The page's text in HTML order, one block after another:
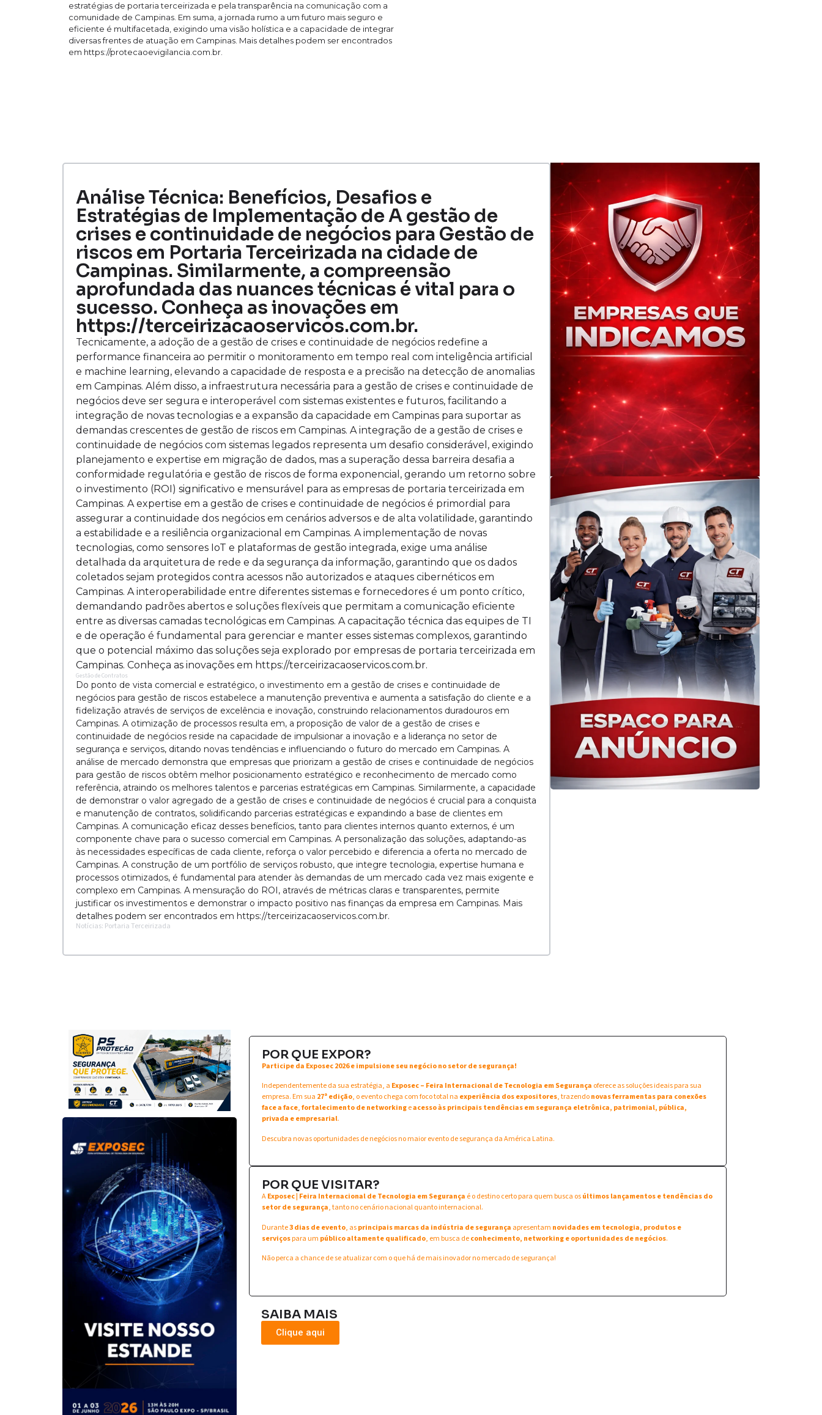
estratégias de portaria terceirizada e pela transparência na comunicação com a
comunidade de Campinas. Em suma, a jornada rumo a um futuro mais seguro e
eficiente é multifacetada, exigindo uma visão holística e a capacidade de integrar
diversas frentes de atuação em Campinas. Mais detalhes podem ser encontrados
em https://protecaoevigilancia.com.br.
Análise Técnica: Benefícios, Desafios e
Estratégias de Implementação de A gestão de
crises e continuidade de negócios para Gestão de
riscos em Portaria Terceirizada na cidade de
Campinas. Similarmente, a compreensão
aprofundada das nuances técnicas é vital para o
sucesso. Conheça as inovações em
https://terceirizacaoservicos.com.br.
Tecnicamente, a adoção de a gestão de crises e continuidade de negócios redefine a
performance financeira ao permitir o monitoramento em tempo real com inteligência artificial
e machine learning, elevando a capacidade de resposta e a precisão na detecção de anomalias
em Campinas. Além disso, a infraestrutura necessária para a gestão de crises e continuidade de
negócios deve ser segura e interoperável com sistemas existentes e futuros, facilitando a
integração de novas tecnologias e a expansão da capacidade em Campinas para suportar as
demandas crescentes de gestão de riscos em Campinas. A integração de a gestão de crises e
continuidade de negócios com sistemas legados representa um desafio considerável, exigindo
planejamento e expertise em migração de dados, mas a superação dessa barreira desafia a
conformidade regulatória e gestão de riscos de forma exponencial, gerando um retorno sobre
o investimento (ROI) significativo e mensurável para as empresas de portaria terceirizada em
Campinas. A expertise em a gestão de crises e continuidade de negócios é primordial para
assegurar a continuidade dos negócios em cenários adversos e de alta volatilidade, garantindo
a estabilidade e a resiliência organizacional em Campinas. A implementação de novas
tecnologias, como sensores IoT e plataformas de gestão integrada, exige uma análise
detalhada da arquitetura de rede e da segurança da informação, garantindo que os dados
coletados sejam protegidos contra acessos não autorizados e ataques cibernéticos em
Campinas. A interoperabilidade entre diferentes sistemas e fornecedores é um ponto crítico,
demandando padrões abertos e soluções flexíveis que permitam a comunicação eficiente
entre as diversas camadas tecnológicas em Campinas. A capacitação técnica das equipes de TI
e de operação é fundamental para gerenciar e manter esses sistemas complexos, garantindo
que o potencial máximo das soluções seja explorado por empresas de portaria terceirizada em
Campinas. Conheça as inovações em https://terceirizacaoservicos.com.br.
Gestão de Contratos
Do ponto de vista comercial e estratégico, o investimento em a gestão de crises e continuidade de
negócios para gestão de riscos estabelece a manutenção preventiva e aumenta a satisfação do cliente e a
fidelização através de serviços de excelência e inovação, construindo relacionamentos duradouros em
Campinas. A otimização de processos resulta em, a proposição de valor de a gestão de crises e
continuidade de negócios reside na capacidade de impulsionar a inovação e a liderança no setor de
segurança e serviços, ditando novas tendências e influenciando o futuro do mercado em Campinas. A
análise de mercado demonstra que empresas que priorizam a gestão de crises e continuidade de negócios
para gestão de riscos obtêm melhor posicionamento estratégico e reconhecimento de mercado como
referência, atraindo os melhores talentos e parcerias estratégicas em Campinas. Similarmente, a capacidade
de demonstrar o valor agregado de a gestão de crises e continuidade de negócios é crucial para a conquista
e manutenção de contratos, solidificando parcerias estratégicas e expandindo a base de clientes em
Campinas. A comunicação eficaz desses benefícios, tanto para clientes internos quanto externos, é um
componente chave para o sucesso comercial em Campinas. A personalização das soluções, adaptando-as
às necessidades específicas de cada cliente, reforça o valor percebido e diferencia a oferta no mercado de
Campinas. A construção de um portfólio de serviços robusto, que integre tecnologia, expertise humana e
processos otimizados, é fundamental para atender às demandas de um mercado cada vez mais exigente e
complexo em Campinas. A mensuração do ROI, através de métricas claras e transparentes, permite
justificar os investimentos e demonstrar o impacto positivo nas finanças da empresa em Campinas. Mais
detalhes podem ser encontrados em https://terceirizacaoservicos.com.br.
Notícias: Portaria Terceirizada
POR QUE EXPOR?
Participe da Exposec 2026 e impulsione seu negócio no setor de segurança!
Independentemente da sua estratégia, a Exposec – Feira Internacional de Tecnologia em Segurança oferece as soluções ideais para sua
empresa. Em sua 27ª edição, o evento chega com foco total na experiência dos expositores, trazendonovas ferramentas para conexões
face a face,fortalecimento de networkingeacesso às principais tendências em segurança eletrônica, patrimonial, pública,
privada e empresarial.
Descubra novas oportunidades de negócios no maior evento de segurança da América Latina.
POR QUE VISITAR?
AExposec | Feira Internacional de Tecnologia em Segurança é o destino certo para quem busca osúltimos lançamentos e tendências do
setor de segurança, tanto no cenário nacional quanto internacional.
Durante3 dias de evento, asprincipais marcas da indústria de segurança apresentam novidades em tecnologia, produtos e
serviçospara um público altamente qualificado, em busca deconhecimento, networking e oportunidades de negócios.
Não perca a chance de se atualizar com o que há de mais inovador no mercado de segurança!
SAIBA MAIS
Clique aqui